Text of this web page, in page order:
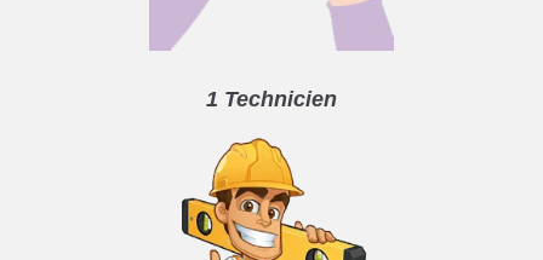
1 Technicien